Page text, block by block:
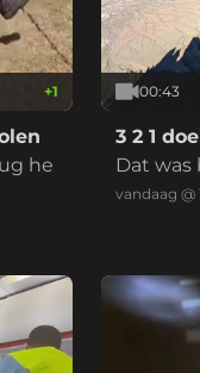
+1
he
00:43
3 2 1
Dat was
vandaag @